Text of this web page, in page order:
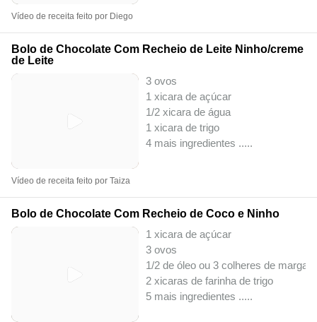
Vídeo de receita feito por Diego
Bolo de Chocolate Com Recheio de Leite Ninho/creme
de Leite
3 ovos
1 xicara de açúcar
1/2 xicara de água
1 xicara de trigo
4 mais ingredientes .....
Vídeo de receita feito por Taiza
Bolo de Chocolate Com Recheio de Coco e Ninho
1 xicara de açúcar
3 ovos
1/2 de óleo ou 3 colheres de
2 xicaras de farinha de trigo
5 mais ingredientes .....